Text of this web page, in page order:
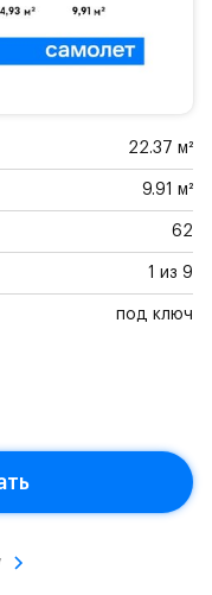
22.37 м²
9.91 м²
62
1 из 9
под ключ